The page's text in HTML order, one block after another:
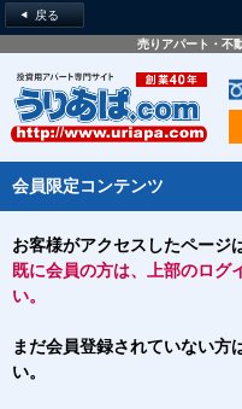
戻る
売りアパート・不
会員限定コンテンツ
お客様がアクセスしたページ
既に会員の方は、上部のログ
い。
まだ会員登録されていない方
い。